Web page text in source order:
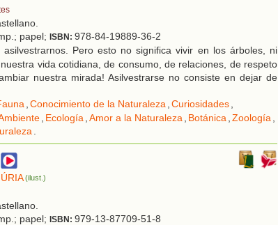
papel; ISBN: 978-84-19889-36-2
Pero esto no significa vivir en los árboles, ni
vida cotidiana, de consumo, de relaciones, de respeto
nuestra mirada! Asilvestrarse no consiste en dejar de
Conocimiento de la Naturaleza Curiosidades
Ecología Amor a la Naturaleza Botánica Zoología
(ilust.)
papel; ISBN: 979-13-87709-51-8